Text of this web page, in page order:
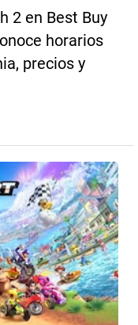
2 en Best Buy
horarios
precios y